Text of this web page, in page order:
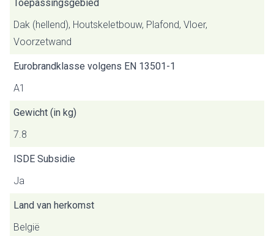
Toepassingsgebied
Dak (hellend), Houtskeletbouw, Plafond, Vloer,
Voorzetwand
Eurobrandklasse volgens EN 13501-1
A1
Gewicht (in kg)
7.8
ISDE Subsidie
Ja
Land van herkomst
België